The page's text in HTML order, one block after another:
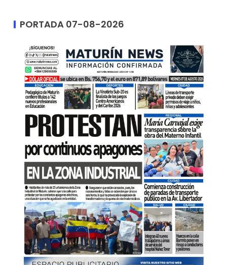
PORTADA 07-08-2026